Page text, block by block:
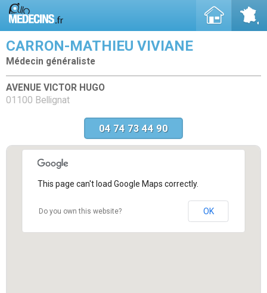
CARRON-MATHIEU VIVIANE
Médecin généraliste
AVENUE VICTOR HUGO
01100 Bellignat
04 74 73 44 90
This page can't load Google Maps correctly.
Do you own this website? OK